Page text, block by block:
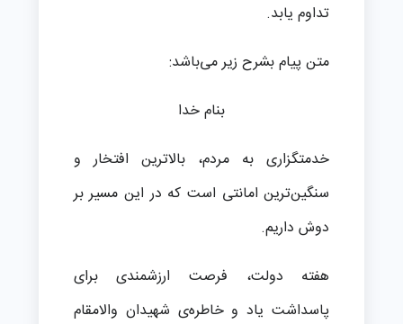
تداوم یابد.
متن پیام بشرح زیر می‌باشد:
بنام خدا
خدمتگزاری به مردم، بالاترین افتخار و
سنگین‌ترین امانتی است که در این مسیر بر
دوش داریم.
هفته دولت، فرصت ارزشمندی برای
پاسداشت یاد و خاطره‌ی شهیدان والامقام